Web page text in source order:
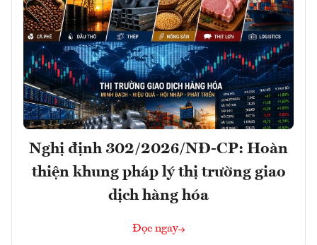
Nghị định 302/2026/NĐ-CP: Hoàn
thiện khung pháp lý thị trường giao
dịch hàng hóa
Đọc ngay